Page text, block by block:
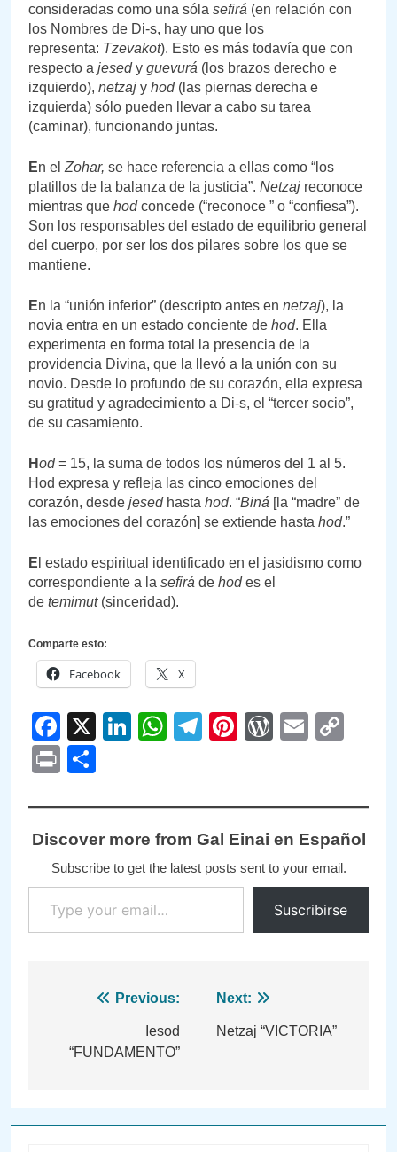
consideradas como una sóla sefirá (en relación con
los Nombres de Di-s, hay uno que los
representa: Tzevakot). Esto es más todavía que con
respecto a jesedy guevurá (los brazos derecho e
izquierdo), netzaj y hod(las piernas derecha e
izquierda) sólo pueden llevar a cabo su tarea
(caminar), funcionando juntas.
En el Zohar, se hace referencia a ellas como “los
platillos de la balanza de la justicia”. Netzaj reconoce
mientras que hodconcede (“reconoce ” o “confiesa”).
Son los responsables del estado de equilibrio general
del cuerpo, por ser los dos pilares sobre los que se
mantiene.
En la “unión inferior” (descripto antes en netzaj), la
novia entra en un estado conciente de hod. Ella
experimenta en forma total la presencia de la
providencia Divina, que la llevó a la unión con su
novio. Desde lo profundo de su corazón, ella expresa
su gratitud y agradecimiento a Di-s, el “tercer socio”,
de su casamiento.
Hod= 15, la suma de todos los números del 1 al 5.
Hod expresa y refleja las cinco emociones del
corazón, desde jesedhasta hod. “Biná [la “madre” de
las emociones del corazón] se extiende hasta hod.”
E l estado espiritual identificado en el jasidismo como
correspondiente a la sefirá de hodes el
de temimut(sinceridad).
Comparte esto:
Facebook X
Facebook
X LinkedIn
WhatsApp
Telegram
PinterestEmail
Print
Discover more from Gal Einai en Español
Subscribe to get the latest posts sent to your email.
Type your email…
Suscribirse
Navegación
Previous:
Iesod
“FUNDAMENTO”
Next:
Netzaj “VICTORIA”